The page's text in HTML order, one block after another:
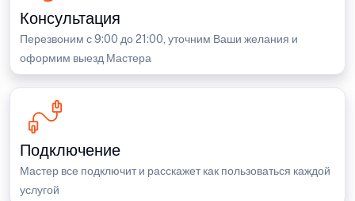
Консультация
Перезвоним с 9:00 до 21:00, уточним Ваши желания и
оформим выезд Мастера
Подключение
Мастер все подключит и расскажет как пользоваться каждой
услугой